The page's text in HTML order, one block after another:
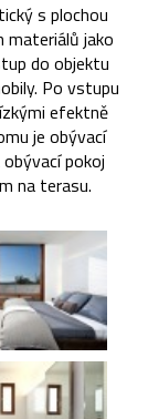
s plochou
materiálů jako
do objektu
Po vstupu
efektně
je obývací
pokoj
na terasu.